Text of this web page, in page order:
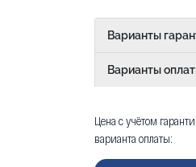
Варианты
Варианты
Цена с учётом
варианта оплаты: